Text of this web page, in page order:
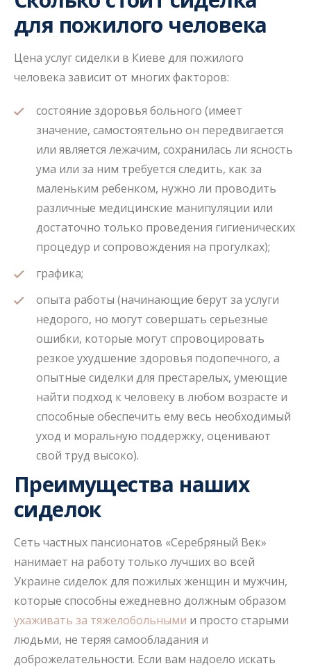
для пожилого человека
Цена услуг сиделки в Киеве для пожилого
человека зависит от многих факторов:
состояние здоровья больного (имеет
значение, самостоятельно он передвигается
или является лежачим, сохранилась ли ясность
ума или за ним требуется следить, как за
маленьким ребенком, нужно ли проводить
различные медицинские манипуляции или
достаточно только проведения гигиенических
процедур и сопровождения на прогулках);
графика;
опыта работы (начинающие берут за услуги
недорого, но могут совершать серьезные
ошибки, которые могут спровоцировать
резкое ухудшение здоровья подопечного, а
опытные сиделки для престарелых, умеющие
найти подход к человеку в любом возрасте и
способные обеспечить ему весь необходимый
уход и моральную поддержку, оценивают
свой труд высоко).
Преимущества наших
сиделок
Сеть частных пансионатов «Серебряный Век»
нанимает на работу только лучших во всей
Украине сиделок для пожилых женщин и мужчин,
которые способны ежедневно должным образом
ухаживать за тяжелобольными и просто старыми
людьми, не теряя самообладания и
доброжелательности. Если вам надоело искать